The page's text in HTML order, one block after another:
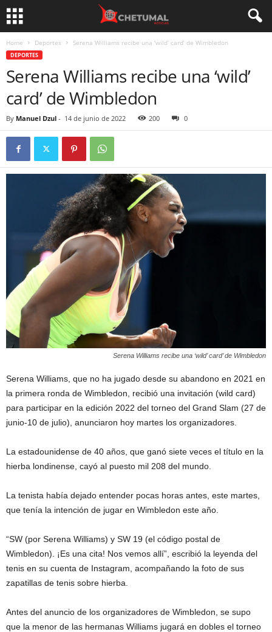
Home Deportes Serena Williams recibe una ‘wild’ card’ de Wimbledon
DEPORTES
Serena Williams recibe una ‘wild’
card’ de Wimbledon
By Manuel Dzul - 14 de junio de 2022 200 0
Serena Williams recibe una ‘wild’ card’ de Wimbledon
Serena Williams, que no ha jugado desde su abandono en 2021 en
la primera ronda de Wimbledon, recibió una invitación (wild card)
para participar en la edición 2022 del torneo del Grand Slam (27 de
junio-10 de julio), anunciaron hoy martes los organizadores.
La estadounidense de 40 años, que ganó siete veces el título en la
hierba londinense, cayó al puesto mil 208 del mundo.
La tenista había dejado entender pocas horas antes, este martes,
que tenía la intención de jugar en Wimbledon este año.
“SW (por Serena Williams) y SW 19 (el código postal de
Wimbledon). ¡Es una cita! Nos vemos allí”, escribió la leyenda del
tenis en su cuenta de Instagram, acompañando la foto de sus
zapatillas de tenis sobre hierba.
Antes del anuncio de los organizadores de Wimbledon, se supo
que la menor de las hermanas Williams jugará en dobles el torneo